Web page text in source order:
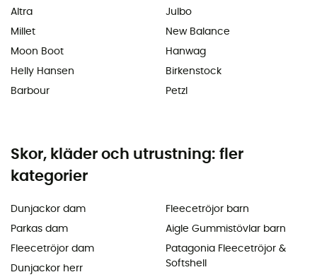
Altra
Millet
Moon Boot
Helly Hansen
Barbour
Julbo
New Balance
Hanwag
Birkenstock
Petzl
Skor, kläder och utrustning: fler
kategorier
Dunjackor dam
Parkas dam
Fleecetröjor dam
Dunjackor herr
Fleecetröjor barn
Aigle Gummistövlar barn
Patagonia Fleecetröjor &
Softshell